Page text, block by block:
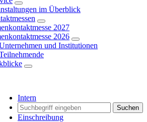
im Überblick
2027
2026
und Institutionen
Intern
Suchen
Einschreibung